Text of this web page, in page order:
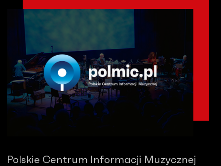
Polskie Centrum Informacji Muzycznej